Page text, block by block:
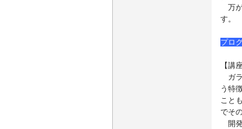
万が
す。
プロ
【講
ガラ
う特
こと
でそ
開発